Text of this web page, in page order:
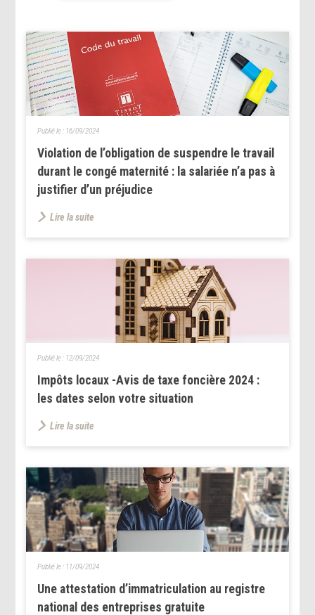
Violation de l’obligation de suspendre le travail
durant le congé maternité : la salariée n’a pas à
justifier d’un préjudice
Publié le : 16/09/2024
Lire la suite
Impôts locaux -Avis de taxe foncière 2024 :
les dates selon votre situation
Publié le : 12/09/2024
Lire la suite
Une attestation d’immatriculation au registre
national des entreprises gratuite
Publié le : 11/09/2024